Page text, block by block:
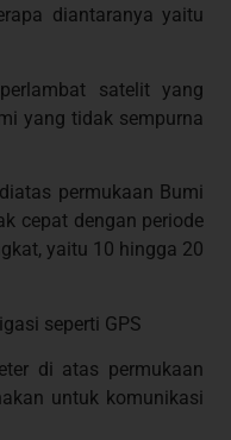
diantaranya yaitu
satelit yang
yang tidak sempurna
permukaan Bumi
cepat dengan periode
yaitu 10 hingga 20
seperti GPS
di atas permukaan
untuk komunikasi